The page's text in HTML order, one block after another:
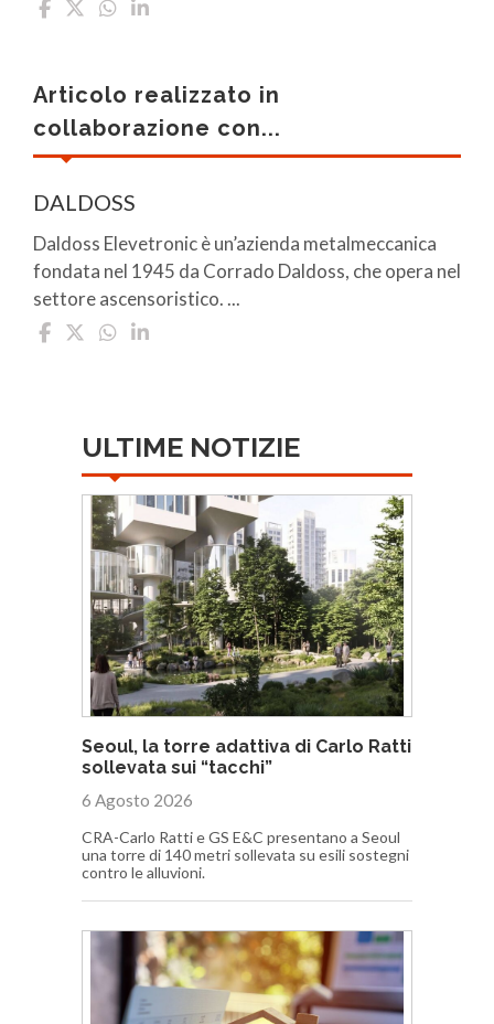
Articolo realizzato in
collaborazione con...
DALDOSS
Daldoss Elevetronic è un’azienda metalmeccanica
fondata nel 1945 da Corrado Daldoss, che opera nel
settore ascensoristico. ...
ULTIME NOTIZIE
Seoul, la torre adattiva di Carlo Ratti
sollevata sui “tacchi”
6 Agosto 2026
CRA-Carlo Ratti e GS E&C presentano a Seoul
una torre di 140 metri sollevata su esili sostegni
contro le alluvioni.